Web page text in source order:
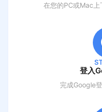
在您的PC或Mac
登入
完成Google